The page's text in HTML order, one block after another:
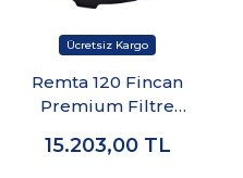
Remta 120 Fincan
Premium Filtre
15.203,00 TL